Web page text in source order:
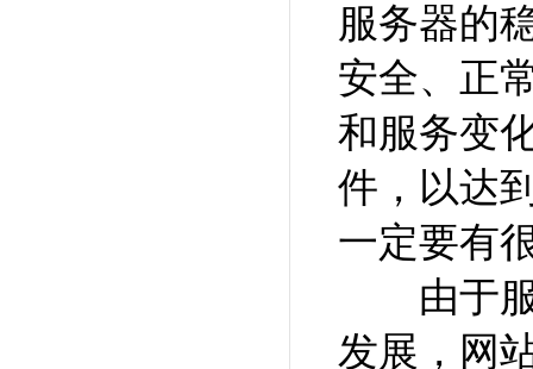
服务器的
安全、正
和服务变
件，以达
一定要有
由于服
发展，网